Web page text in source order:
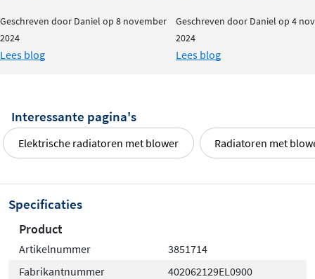
Blower in de fabriek voorgemonteerd op de
van 1000W
Klasse II apparaat
Het bedieningsscherm heeft een intuïtief ontwerp
met 5 grote knoppen, waaronder de manuele
boost knop
Manuele boostfunctie voor het snel opwarmen
Geschreven door Daniel op 8 november
2024
Lees blog
Geschreven door Daniel op 4
2024
Lees blog
Interessante pagina's
Elektrische radiatoren met blower Radiatoren met
Specificaties
Product
Artikelnummer
3851714
Fabrikantnummer
402062129EL0900